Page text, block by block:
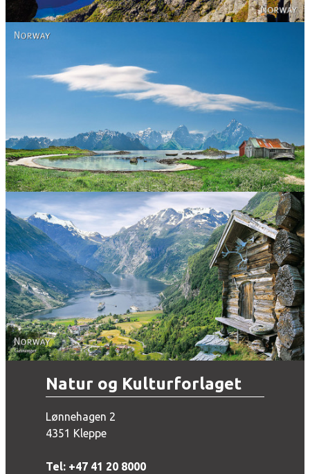
Norway - Geiranger
Natur og Kulturforlaget
Lønnehagen 2
4351 Kleppe
Tel: +47 41 20 8000